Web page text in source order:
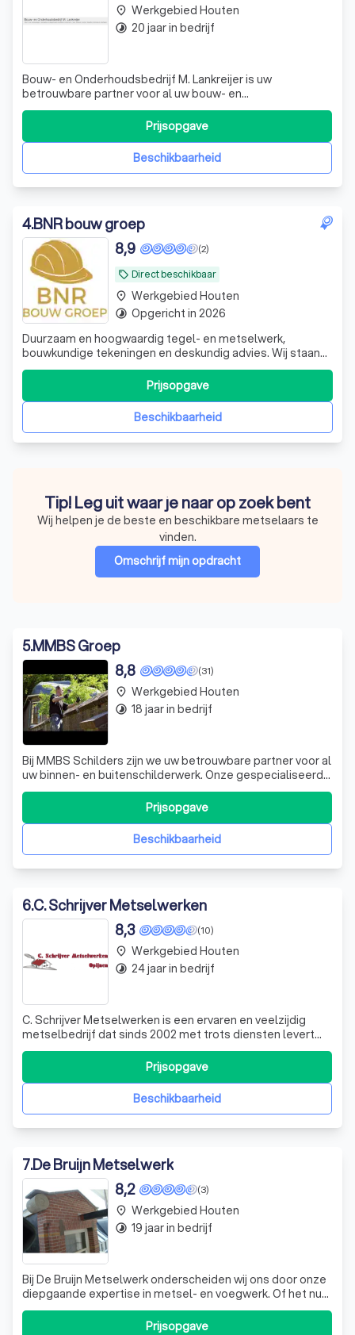
Bouw- en Onderhoudsbedrijf M. Lankreijer is uw
betrouwbare partner voor al uw bouw- en
onderhoudswerkzaamheden. Met meer dan 15 jaar
ervaring in de bouwsector, onderscheiden we ons door
onze expertise en vakmanschap. Of u nu op zoek bent
naar een specialist voor het verbouwen van uw badkamer
Beschikbaarheid
Prijsopgave
place Werkgebied Houten
timelapse 20 jaar in bedrijf
4.BNR bouw groep
local_offer Direct beschikbaar
(2)
8,9
Duurzaam en hoogwaardig tegel- en metselwerk,
bouwkundige tekeningen en deskundig advies. Wij staan
klaar om uw projecten te realiseren. Ontdek hoe we uw
visie werkelijkheid maken.
Beschikbaarheid
Prijsopgave
place Werkgebied Houten
timelapse Opgericht in 2026
Tip! Leg uit waar je naar op zoek bent
Wij helpen je de beste en beschikbare metselaars te
vinden.
Omschrijf mijn opdracht
5.MMBS Groep
(31)
8,8
Bij MMBS Schilders zijn we uw betrouwbare partner voor al
uw binnen- en buitenschilderwerk. Onze gespecialiseerde
afdeling zet haar ervaring en vakmanschap in om uw pand
optimaal te beschermen en onderhouden. We luisteren
naar uw wensen, minimaliseren overlast tijdens de
uitvoering en bedenken solidBeschikbaarheid
Prijsopgave
place Werkgebied Houten
timelapse 18 jaar in bedrijf
6.C. Schrijver Metselwerken
(10)
8,3
C. Schrijver Metselwerken is een ervaren en veelzijdig
metselbedrijf dat sinds 2002 met trots diensten levert
aan zowel aannemers als particuliere klanten. Wij hechten
grote waarde aan uw wensen en streven ernaar om u bij te
staan in elke stap van het proces, waarbij we onze
uitgebreide vakkennis meBeschikbaarheid
Prijsopgave
place Werkgebied Houten
timelapse 24 jaar in bedrijf
7.De Bruijn Metselwerk
(3)
8,2
Bij De Bruijn Metselwerk onderscheiden wij ons door onze
diepgaande expertise in metsel- en voegwerk. Of het nu
gaat om nieuwbouw, een zorgvuldige renovatie of een
nauwgezette restauratie, ons team zet zich vol passie in
Prijsopgave
place Werkgebied Houten
timelapse 19 jaar in bedrijf